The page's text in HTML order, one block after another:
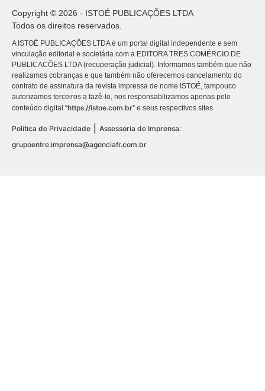
Copyright © 2026 - ISTOÉ PUBLICAÇÕES LTDA
Todos os direitos reservados.
A ISTOÉ PUBLICAÇÕES LTDA é um portal digital independente e sem
vinculação editorial e societária com a EDITORA TRES COMÉRCIO DE
PUBLICACÕES LTDA (recuperação judicial). Informamos também que não
realizamos cobranças e que também não oferecemos cancelamento do
contrato de assinatura da revista impressa de nome ISTOÉ, tampouco
autorizamos terceiros a fazê-lo, nos responsabilizamos apenas pelo
conteúdo digital “https://istoe.com.br” e seus respectivos sites.
Política de Privacidade
Assessoria de Imprensa:
grupoentre.imprensa@agenciafr.com.br